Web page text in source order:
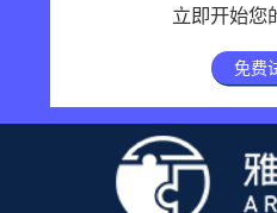
立即开始您
免费